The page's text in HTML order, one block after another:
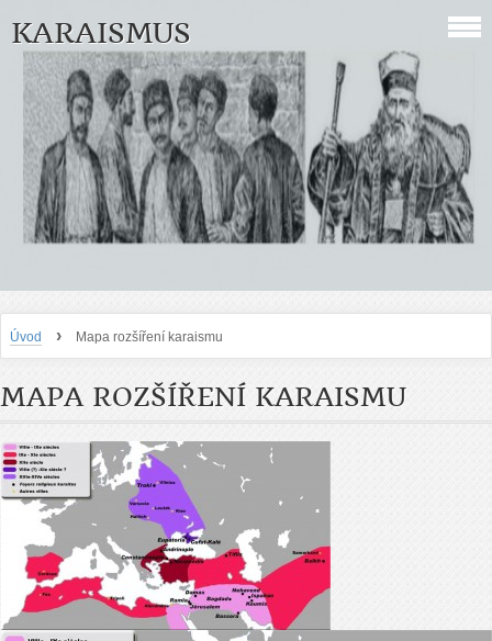
KARAISMUS
Úvod › Mapa rozšíření karaismu
MAPA ROZŠÍŘENÍ KARAISMU